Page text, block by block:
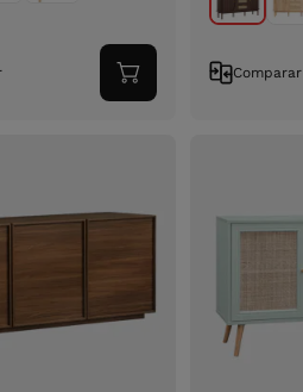
Adicionar
ao
Comparar